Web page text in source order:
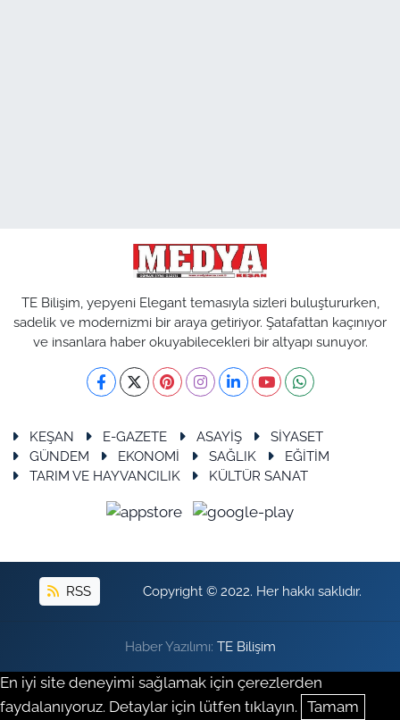
TE Bilişim, yepyeni Elegant temasıyla sizleri buluştururken,
sadelik ve modernizmi bir araya getiriyor. Şatafattan kaçınıyor
ve insanlara haber okuyabilecekleri bir altyapı sunuyor.
KEŞAN E-GAZETE ASAYİŞ
SİYASET
GÜNDEM
EKONOMİ SAĞLIK
EĞİTİM
TARIM VE HAYVANCILIK
KÜLTÜR SANAT
RSS Copyright © 2022. Her hakkı saklıdır.
Haber Yazılımı: TE Bilişim
En iyi site deneyimi sağlamak için çerezlerden
faydalanıyoruz. Detaylar için lütfen tıklayın. Tamam